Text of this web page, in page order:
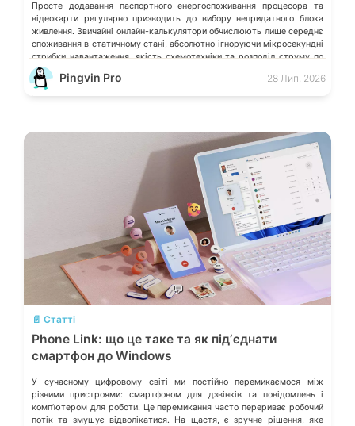
Просте додавання паспортного енергоспоживання процесора та
відеокарти регулярно призводить до вибору непридатного блока
живлення. Звичайні онлайн-калькулятори обчислюють лише середнє
споживання в статичному стані, абсолютно ігноруючи мікросекундні
стрибки навантаження, якість схемотехніки та розподіл струму по
окремих лініях. Розберімо, які технічні параметри насправді
визначають надійність системи живлення та як правильно підібрати
Pingvin Pro 28 Лип, 2026
💬
📄 Статті
Phone Link: що це таке та як підʼєднати
смартфон до Windows
У сучасному цифровому світі ми постійно перемикаємося між
різними пристроями: смартфоном для дзвінків та повідомлень і
компʼютером для роботи. Це перемикання часто перериває робочий
потік та змушує відволікатися. На щастя, є зручне рішення, яке